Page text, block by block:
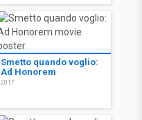
Smetto quando voglio:
Ad Honorem
2017